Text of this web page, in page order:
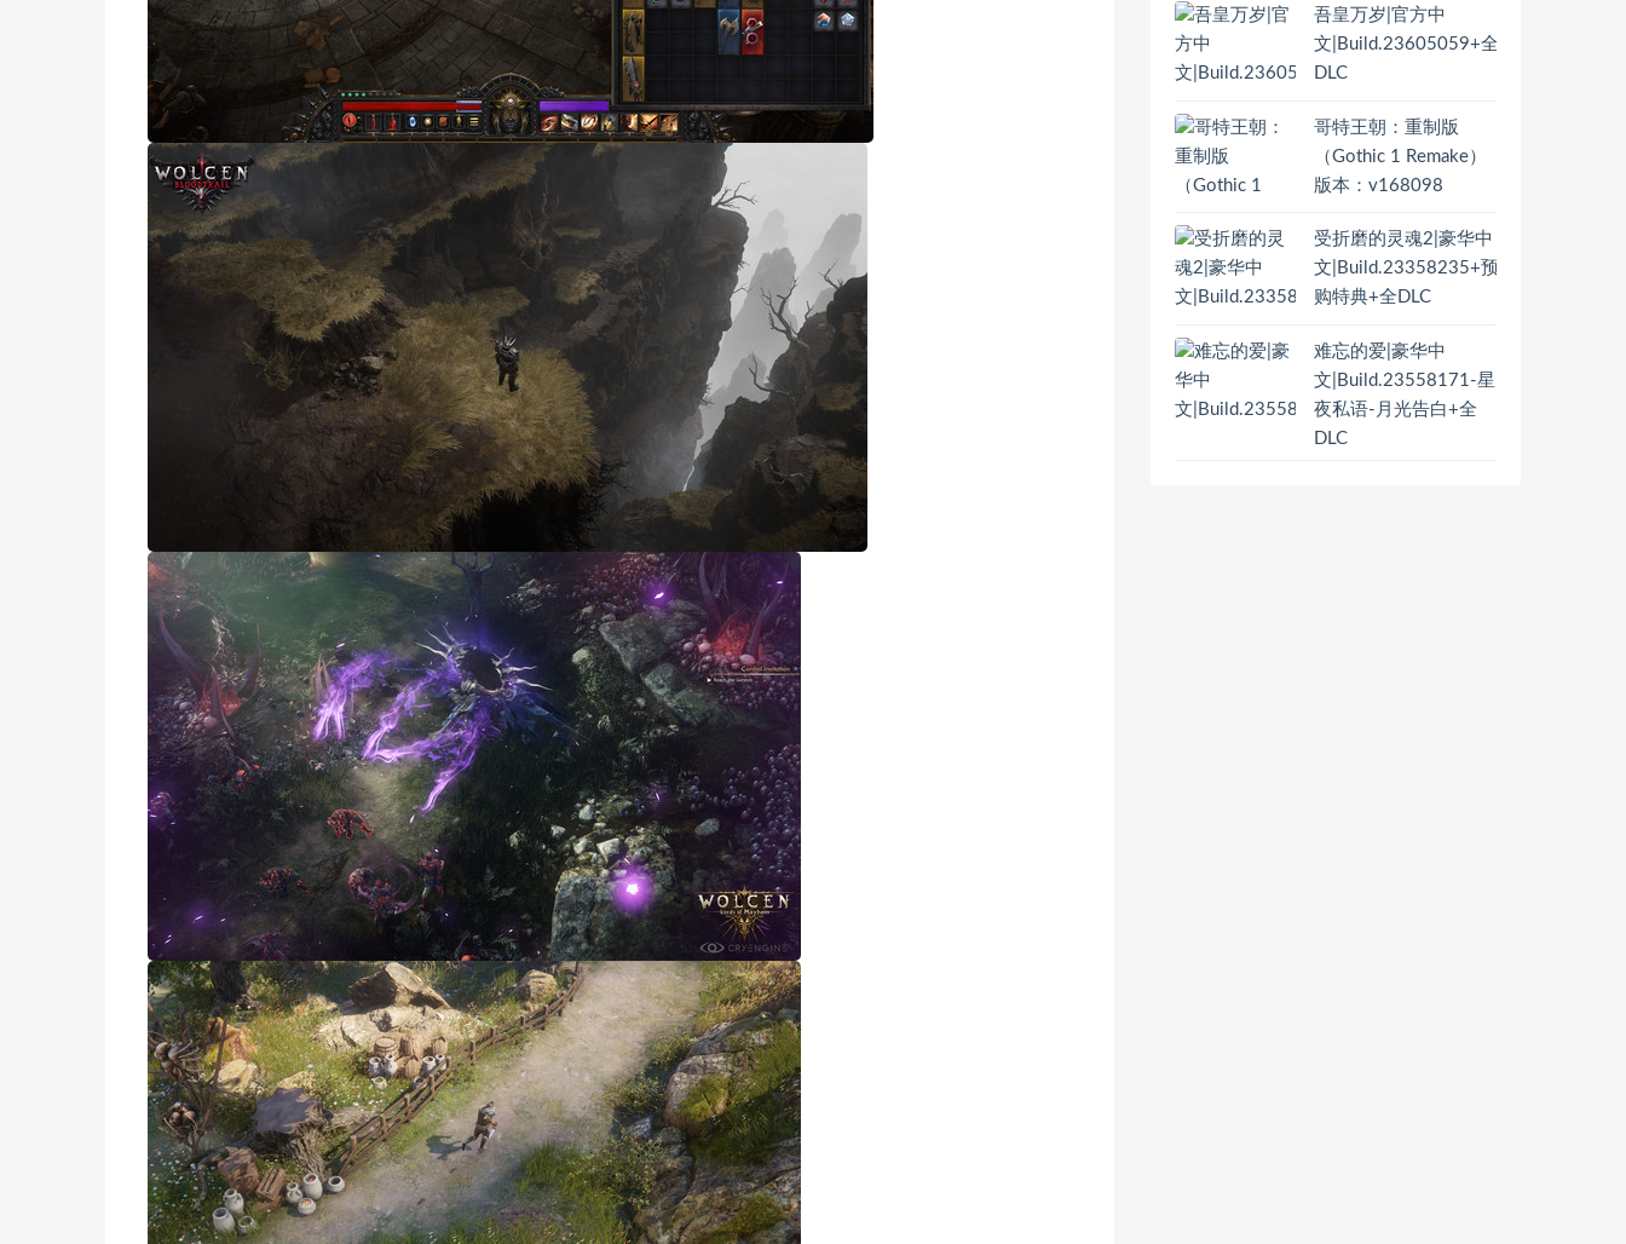
吾皇万岁|官方中
文|Build.23605059+全
DLC
哥特王朝：重制版
（Gothic 1 Remake）
版本：v168098
受折磨的灵魂2|豪华中
文|Build.23358235+预
购特典+全DLC
难忘的爱|豪华中
文|Build.23558171-星
夜私语-月光告白+全
DLC